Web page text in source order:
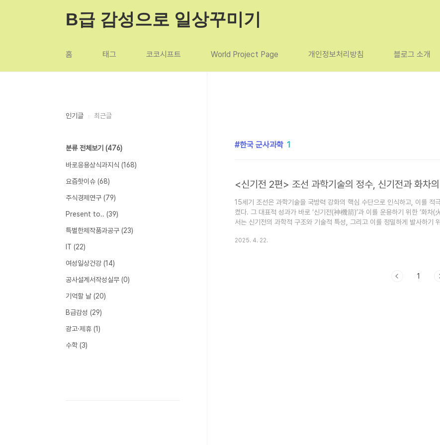
B급 감성으로 일상꾸미기
홈 태그 코코시프트 World Project Page 개인정보처리방침 블로그 소개
한국 군사과학 1
15세기 조선은 과학기술을 국방력 강화의 핵심 수단으로 인식하고, 이를 적
켰다. 그 대표적 성과가 바로 ‘신기전(神機箭)’과 이를 운용하기 위한 ‘화차(
서는 신기전의 과학적 구조와 기술적 특성, 그리고 이를 정밀하게 발사하기
화를 목적으로 개발된 일종의 고성능 로켓 무기로, 기존의 ‘기전’을 개량하여
2025. 4. 22.
1
인기글 최근글
분류 전체보기 (476)
바로응용상식과지식 (168)
요즘핫이슈 (68)
주식경제연구 (79)
Present to.. (39)
특별한제작품과공구 (23)
IT (22)
여성일상건강 (14)
공사설계서작성실무 (0)
기억할 날 (20)
B급감성 (29)
광고·제휴 (1)
수학 (3)